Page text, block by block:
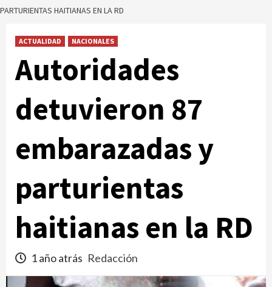
PARTURIENTAS HAITIANAS EN LA RD
ACTUALIDAD NACIONALES
Autoridades
detuvieron 87
embarazadas y
parturientas
haitianas en la RD
1 año atrás Redacción